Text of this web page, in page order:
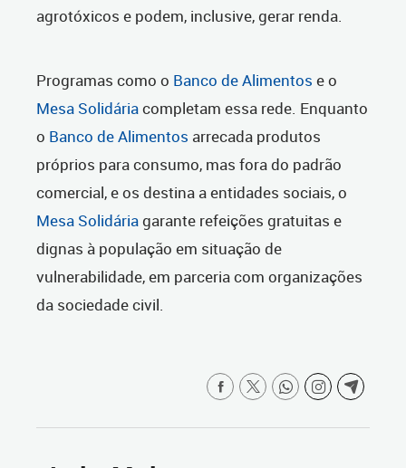
agrotóxicos e podem, inclusive, gerar renda.
Programas como o Banco de Alimentos e o
Mesa Solidáriacompletam essa rede. Enquanto
o Banco de Alimentos arrecada produtos
próprios para consumo, mas fora do padrão
comercial, e os destina a entidades sociais, o
Mesa Solidáriagarante refeições gratuitas e
dignas à população em situação de
vulnerabilidade, em parceria com organizações
da sociedade civil.